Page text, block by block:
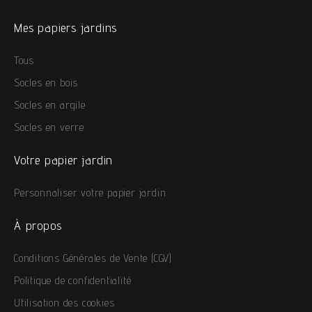
Mes papiers jardins
Tous
Socles en bois
Socles en argile
Socles en verre
Votre papier jardin
Personnaliser votre papier jardin
À propos
Conditions Générales de Vente (CGV)
Politique de confidentialité
Utilisation des cookies